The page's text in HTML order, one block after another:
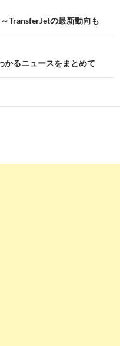
TransferJetの最新動向も
かるニュースをまとめて